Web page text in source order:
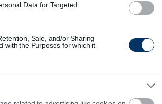
Data for Targeted
Sale, and/or Sharing
with the Purposes for which it
mert
szakember
nő meg a szerepük